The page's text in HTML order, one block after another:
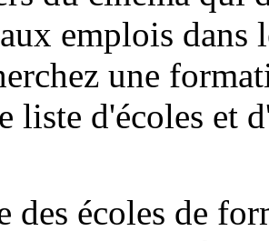
emplois
une
liste d'écoles et
des écoles de